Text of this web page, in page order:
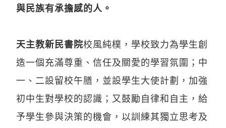
與民族有承擔感的人。
天主教新民書院校風純樸，學校致力為學生創
造一個充滿尊重、信任及關愛的學習氛圍；中
一、二設留校午膳，並設學生大使計劃，加強
初中生對學校的認識；又鼓勵自律和自主，給
予學生參與決策的機會，以訓練其獨立思考及